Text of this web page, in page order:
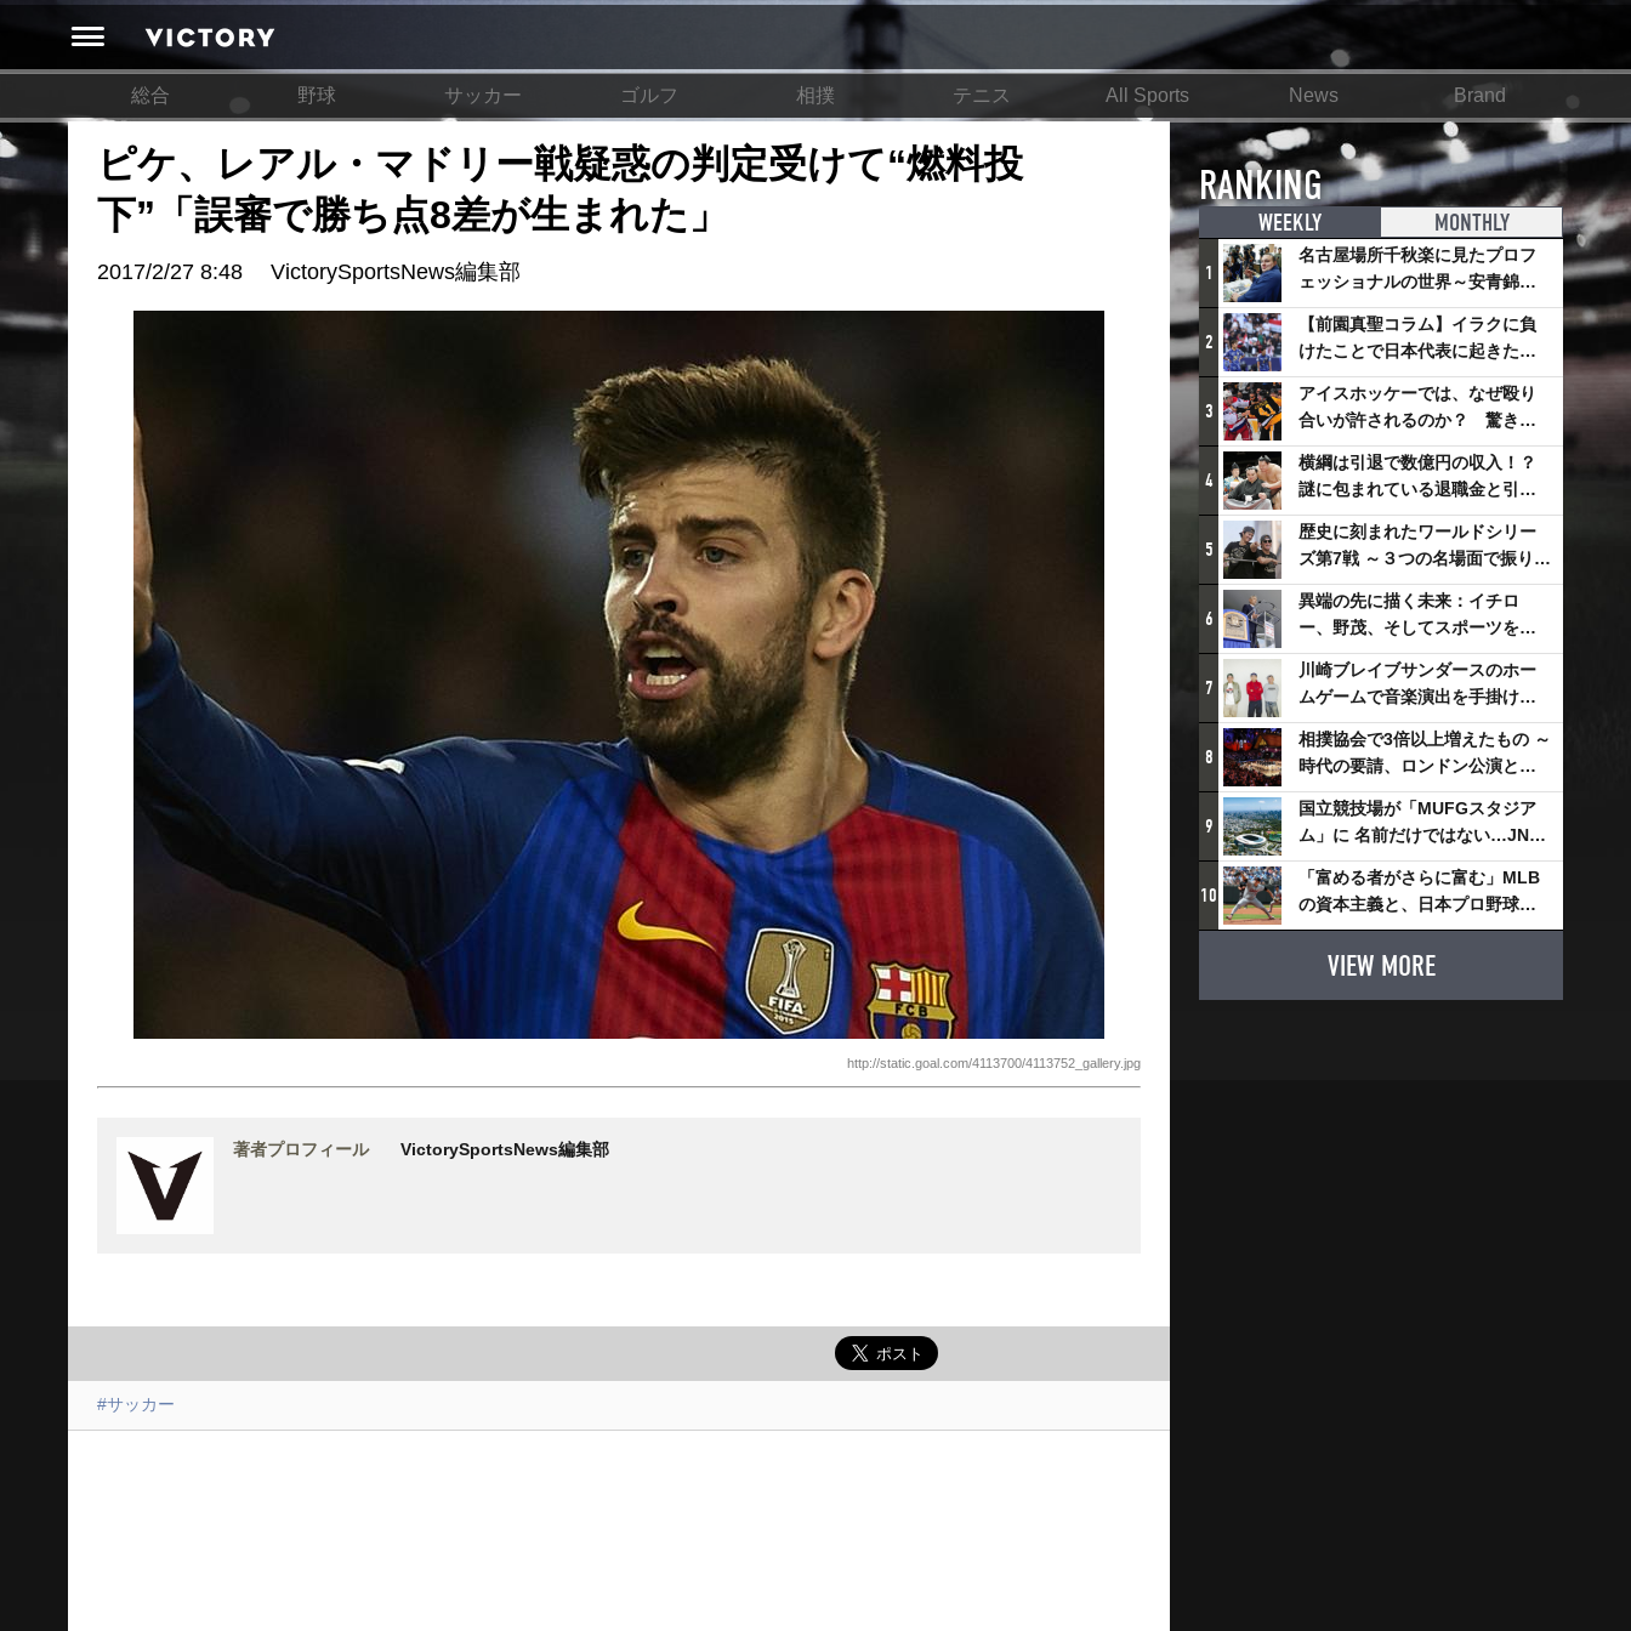
総合 野球 サッカー ゴルフ 相撲 テニス All Sports News Brand
ピケ、レアル・マドリー戦疑惑の判定受けて“燃料投
下”「誤審で勝ち点8差が生まれた」
2017/2/27 8:48 VictorySportsNews編集部
http://static.goal.com/4113700/4113752_gallery.jpg
著者プロフィール VictorySportsNews編集部
#サッカー
RANKING
WEEKLY MONTHLY
1
名古屋場所千秋楽に見たプロフ
ェッショナルの世界～安青錦の
優勝を巡るさまざまなドラマ
2
【前園真聖コラム】イラクに負
けたことで日本代表に起きたプ
ラスとは
3
アイスホッケーでは、なぜ殴り
合いが許されるのか？ 驚きの
「ファイティング」ルールにつ
いて
4
横綱は引退で数億円の収入！？
謎に包まれている退職金と引退
相撲興行
5
歴史に刻まれたワールドシリー
ズ第7戦 ～３つの名場面で振り返
る～
6
異端の先に描く未来：イチロ
ー、野茂、そしてスポーツを支
える科学界の挑戦
7
川崎ブレイブサンダースのホー
ムゲームで音楽演出を手掛ける
スチャダラパーが川崎新！アリ
ーナシティ・プロジェクトを語
る 「楽しみでしかないでしょ。
川崎は、ずっと成長曲線だか
ら」
8
相撲協会で3倍以上増えたもの ～
時代の要請、ロンドン公演と古
式大相撲
9
国立競技場が「MUFGスタジア
ム」に 名前だけではない…JNSE
とMUFGが“共創”し描く地域活
性化・社会価値創造の近未来図
とは
10
「富める者がさらに富む」MLB
の資本主義と、日本プロ野球が
踏み出せない一歩
VIEW MORE